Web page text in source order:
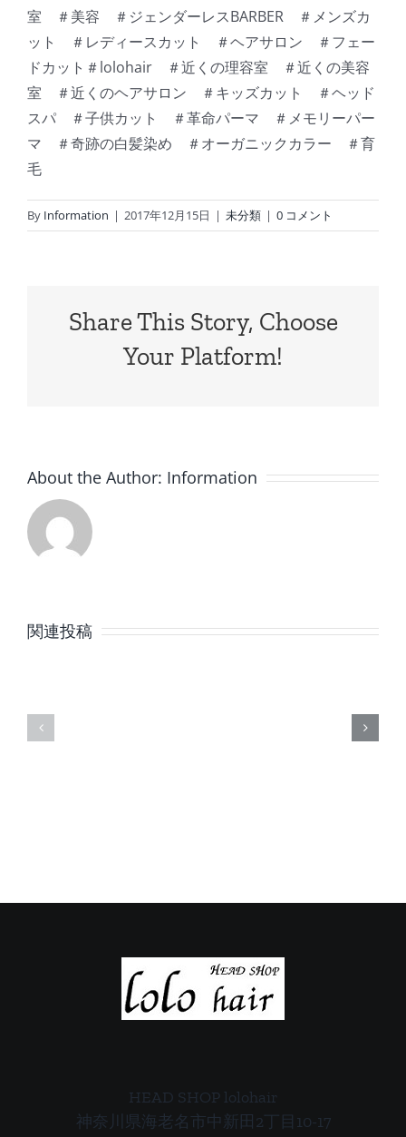
室 ＃美容 ＃ジェンダーレスBARBER ＃メンズカ
ット ＃レディースカット ＃ヘアサロン ＃フェー
ドカット＃lolohair ＃近くの理容室 ＃近くの美容
室 ＃近くのヘアサロン ＃キッズカット ＃ヘッド
スパ ＃子供カット ＃革命パーマ ＃メモリーパー
マ ＃奇跡の白髪染め ＃オーガニックカラー ＃育
毛
By Information | 2017年12月15日 | 未分類 | 0 コメント
Share This Story, Choose
Your Platform!
About the Author: Information
関連投稿 月
内
月
内
HEAD SHOP lolohair
神奈川県海老名市中新田2丁目10-17